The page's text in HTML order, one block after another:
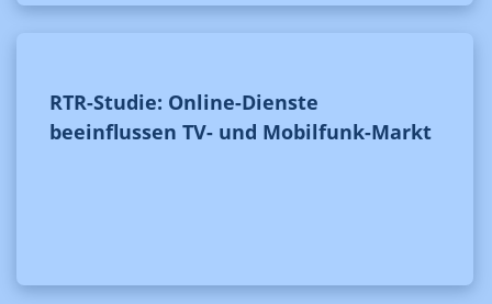
RTR-Studie: Online-Dienste
beeinflussen TV- und Mobilfunk-Markt